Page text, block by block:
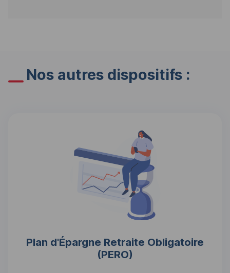
Nos autres dispositifs :
Plan d'Épargne Retraite Obligatoire
(PERO)